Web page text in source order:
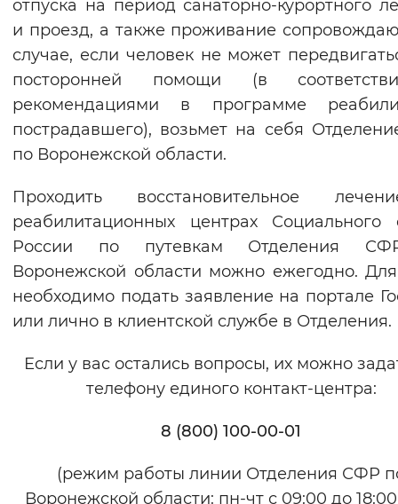
отпуска на период санаторно-курортного
и проезд, а также проживание
случае, если человек не может
посторонней помощи (в
рекомендациями в программе
пострадавшего), возьмет на себя
по Воронежской области.
Проходить восстановительное
реабилитационных центрах Социального
России по путевкам Отделения
Воронежской области можно ежегодно. Для
необходимо подать заявление на портале
или лично в клиентской службе в Отделения.
Если у вас остались вопросы, их можно
телефону единого контакт-центра:
8 (800) 100-00-01
(режим работы линии Отделения СФР
Воронежской области: пн-чт с 09:00 до